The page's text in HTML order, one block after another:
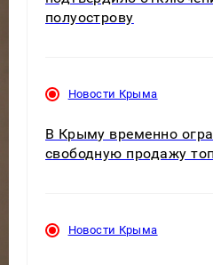
полуострову
Новости Крыма
В Крыму временно
свободную продажу
Новости Крыма